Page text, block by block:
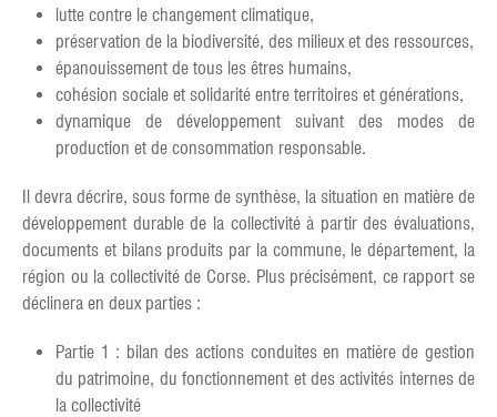
lutte contre le changement climatique,
préservation de la biodiversité, des milieux et des ressources,
épanouissement de tous les êtres humains,
cohésion sociale et solidarité entre territoires et générations,
dynamique de développement suivant des modes de
production et de consommation responsable.
Il devra décrire, sous forme de synthèse, la situation en matière de
développement durable de la collectivité à partir des évaluations,
documents et bilans produits par la commune, le département, la
région ou la collectivité de Corse. Plus précisément, ce rapport se
déclinera en deux parties :
Partie 1 : bilan des actions conduites en matière de gestion
du patrimoine, du fonctionnement et des activités internes de
la collectivité